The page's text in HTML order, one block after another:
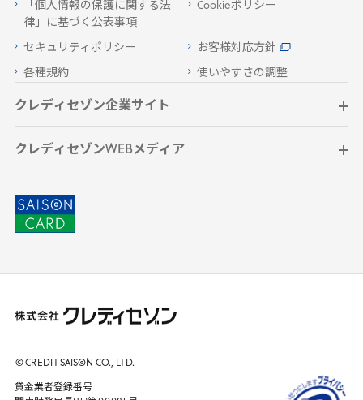
「個人情報の保護に関する法
律」に基づく公表事項
Cookieポリシー
セキュリティポリシー お客様対応方針
各種規約 使いやすさの調整
クレディセゾン企業サイト
クレディセゾンWEBメディア
© CREDITSAISON CO., LTD.
貸金業者登録番号